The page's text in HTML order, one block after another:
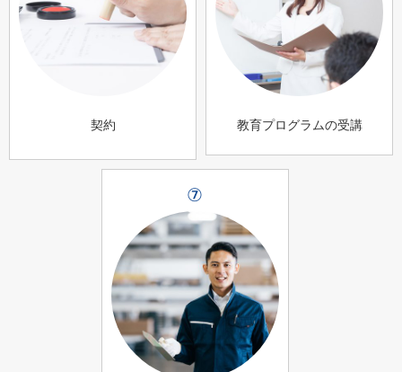
契約 教育プログラムの受講
⑦